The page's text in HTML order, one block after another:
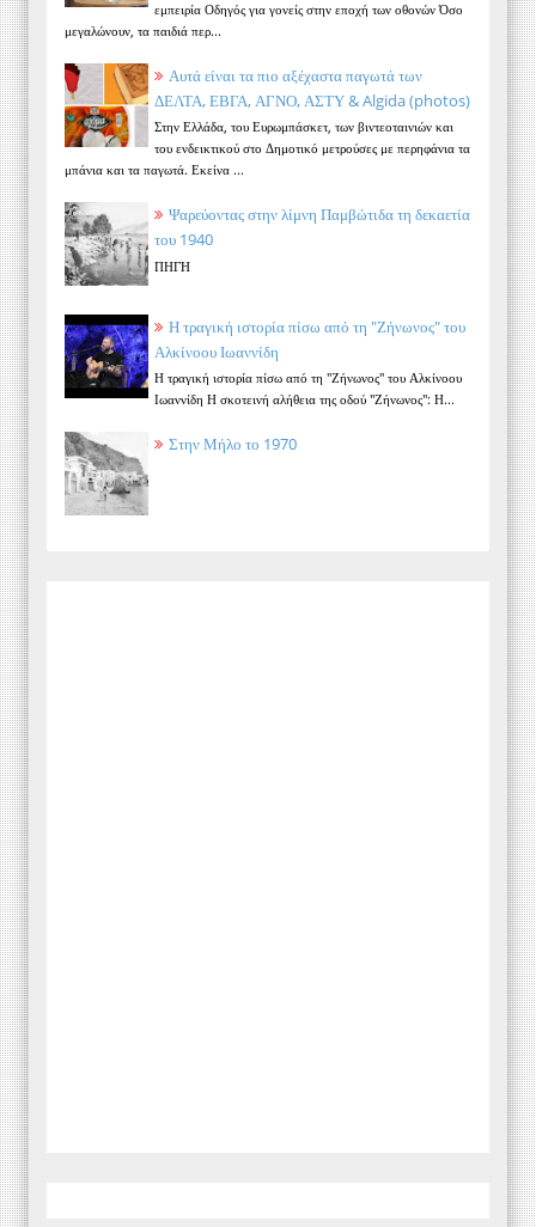
εμπειρία Οδηγός για γονείς στην εποχή των οθονών Όσο
μεγαλώνουν, τα παιδιά περ...
Αυτά είναι τα πιο αξέχαστα παγωτά των
ΔΕΛΤΑ, ΕΒΓΑ, ΑΓΝΟ, ΑΣΤΥ & Algida (photos)
Στην Ελλάδα, του Ευρωμπάσκετ, των βιντεοταινιών και
του ενδεικτικού στο Δημοτικό μετρούσες με περηφάνια τα
μπάνια και τα παγωτά. Εκείνα ...
Ψαρεύοντας στην λίμνη Παμβώτιδα τη δεκαετία
του 1940
ΠΗΓΗ
Η τραγική ιστορία πίσω από τη "Ζήνωνος" του
Αλκίνοου Ιωαννίδη
Η τραγική ιστορία πίσω από τη "Ζήνωνος" του Αλκίνοου
Ιωαννίδη Η σκοτεινή αλήθεια της οδού "Ζήνωνος": Η...
Στην Μήλο το 1970